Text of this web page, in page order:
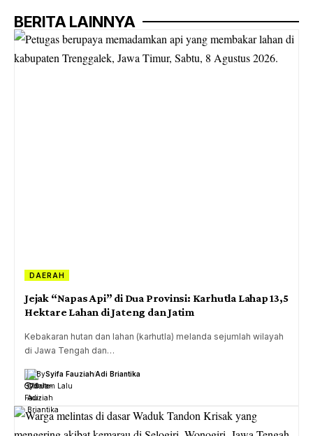
BERITA LAINNYA
DAERAH
Jejak “Napas Api” di Dua Provinsi: Karhutla Lahap 13,5
Hektare Lahan di Jateng dan Jatim
Kebakaran hutan dan lahan (karhutla) melanda sejumlah wilayah
di Jawa Tengah dan…
BySyifa FauziahAdi Briantika
19 Jam Lalu